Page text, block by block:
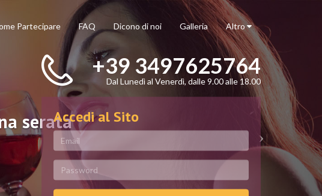
Partecipare FAQ Dicono di noi Galleria Altro
serata
+39 3497625764
Dal Lunedì al Venerdì, dalle 9.00 alle 18.00
Accedi al Sito